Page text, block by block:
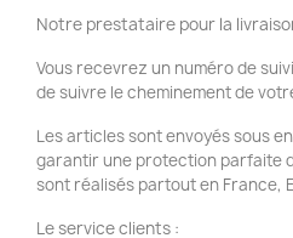
Notre prestataire pour la
Vous recevrez un numéro de
de suivre le cheminement de
Les articles sont envoyés sous
garantir une protection parfaite
sont réalisés partout en France,
Le service clients :